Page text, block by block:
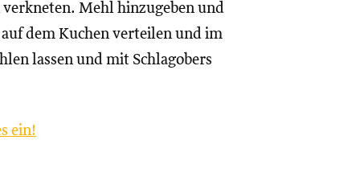
Mehl hinzugeben und
dem Kuchen verteilen und im
lassen und mit Schlagobers
ein!